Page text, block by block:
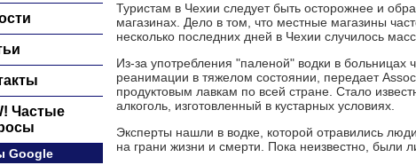
Частые
Google
Туристам в Чехии следует быть осторожнее и
магазинах. Дело в том, что местные магазины
несколько последних дней в Чехии случилось
Из-за употребления "паленой" водки в больницах
реанимации в тяжелом состоянии, передает
продуктовым лавкам по всей стране. Стало
алкоголь, изготовленный в кустарных условиях.
Эксперты нашли в водке, которой отравились
на грани жизни и смерти. Пока неизвестно, были